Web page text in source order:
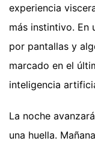
experiencia
más instintivo. En
por pantallas y
marcado en el
inteligencia
La noche
una huella.